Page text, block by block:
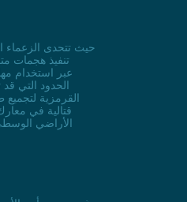
تنفيذ هجمات
الحدود التي
القرمزية
قتالية في
الأراضي